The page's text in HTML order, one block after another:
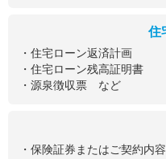
住
・住宅ローン返済計画
・住宅ローン残高証明書
・源泉徴収票 など
・保険証券またはご契約内